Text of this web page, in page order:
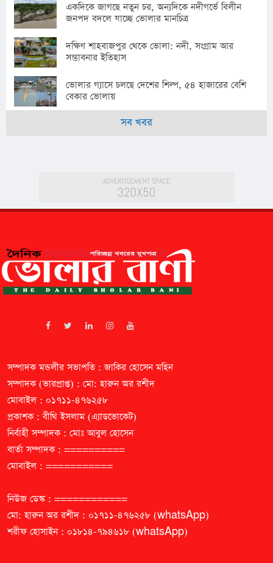
একদিকে জাগছে নতুন চর, অন্যদিকে নদীগর্ভে বিলীন
জনপদ বদলে যাচ্ছে ভোলার মানচিত্র
দক্ষিণ শাহবাজপুর থেকে ভোলা: নদী, সংগ্রাম আর
সম্ভাবনার ইতিহাস
ভোলার গ্যাসে চলছে দেশের শিল্প, ৫৪ হাজারের বেশি
বেকার ভোলায়
সব খবর
সম্পাদক মন্ডলীর সভাপতি : জাকির হোসেন মহিন
সম্পাদক (ভারপ্রাপ্ত) : মো: হারুন অর রশীদ
মোবাইল : ০১৭১১-৪৭৬২৫৮
প্রকাশক : বীথি ইসলাম (এ্যাডভোকেট)
নির্বাহী সম্পাদক : মোঃ আবুল হোসেন
বার্তা সম্পাদক : ==========
মোবাইল : ===========
নিউজ ডেস্ক : ============
মো: হারুন অর রশীদ : ০১৭১১-৪৭৬২৫৮ (whatsApp)
শরীফ হোসাইন : ০১৮১৪-৭৯৪৬১৮ (whatsApp)